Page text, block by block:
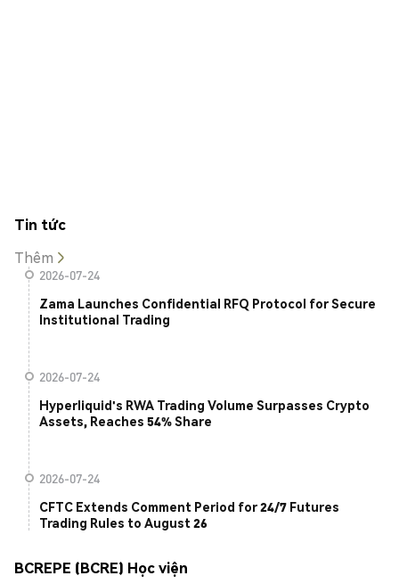
Tin tức
Thêm
2026-07-24
Zama Launches Confidential RFQ Protocol for Secure
Institutional Trading
2026-07-24
Hyperliquid's RWA Trading Volume Surpasses Crypto
Assets, Reaches 54% Share
2026-07-24
CFTC Extends Comment Period for 24/7 Futures
Trading Rules to August 26
BCREPE (BCRE) Học viện